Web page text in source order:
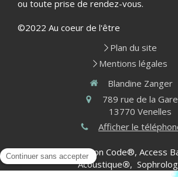
ou toute prise de rendez-vous.
©2022 Au coeur de l'être
Plan du site
Mentions légales
Blandine Zanger
789 rue de la Gare
13770 Venelles
Afficher le
PSYCH-K®, Emotion Code®, Access
Acoustique®,